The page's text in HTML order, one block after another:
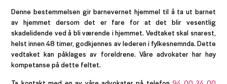
Denne bestemmelsen gir barnevernet hjemmel til å ta ut barnet
av hjemmet dersom det er fare for at det blir vesentlig
skadelidende ved å bli værende i hjemmet. Vedtaket skal snarest,
helst innen 48 timer, godkjennes av lederen i fylkesnemnda. Dette
vedtaket kan påklages av foreldrene. Våre advokater har høy
kompetanse på dette feltet.